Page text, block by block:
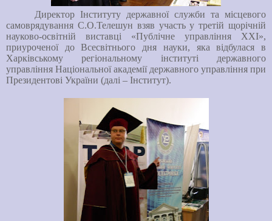
Директор Інституту державної служби та місцевого
самоврядування С.О.Телешун взяв участь у третій щорічній
науково-освітній виставці «Публічне управління XXI»,
приуроченої до Всесвітнього дня науки, яка відбулася в
Харківському регіональному інституті державного
управління Національної академії державного управління при
Президентові України (далі ‒ Інститут).